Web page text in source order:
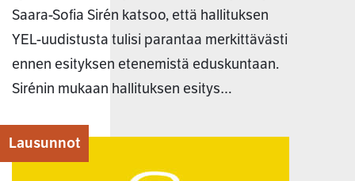
Saara-Sofia Sirén katsoo, että hallituksen
YEL-uudistusta tulisi parantaa merkittävästi
ennen esityksen etenemistä eduskuntaan.
Sirénin mukaan hallituksen esitys…
Lausunnot